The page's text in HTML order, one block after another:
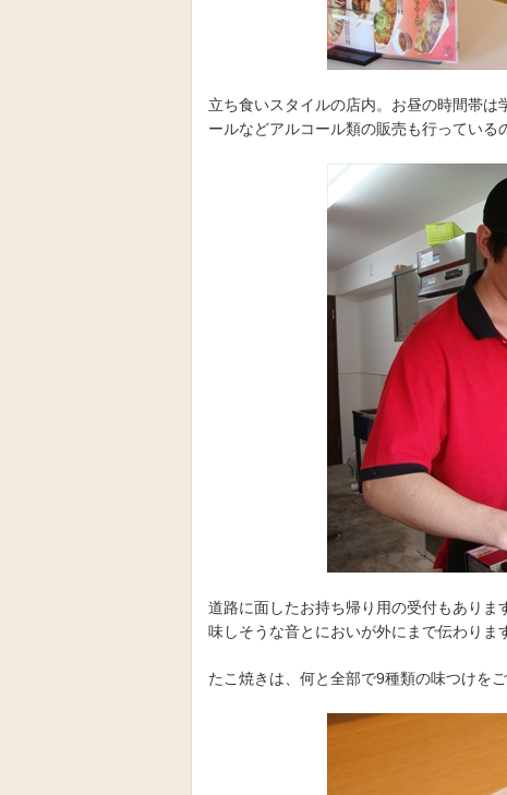
立ち食いスタイルの店内。お昼の時間帯
ールなどアルコール類の販売も行っている
道路に面したお持ち帰り用の受付もあり
味しそうな音とにおいが外にまで伝わりま
たこ焼きは、何と全部で9種類の味つけを